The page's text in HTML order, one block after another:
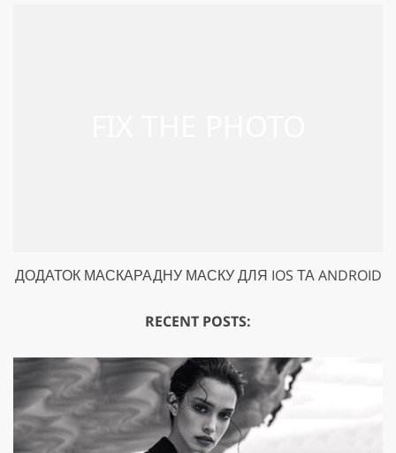
ДОДАТОК МАСКАРАДНУ МАСКУ ДЛЯ IOS ТА ANDROID
RECENT POSTS: